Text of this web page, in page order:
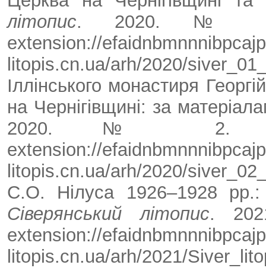
літопис. 2020. № 1.
extension://
litopis.cn.ua/arh/2020/
Іллінського монастиря
на Чернігівщині: за
2020. № 2. С.
extension://
litopis.cn.ua/arh/2020/
С.О. Нілуса 1926–1928 рр.:
Сіверянський літопис.
extension://
litopis.cn.ua/arh/2021/